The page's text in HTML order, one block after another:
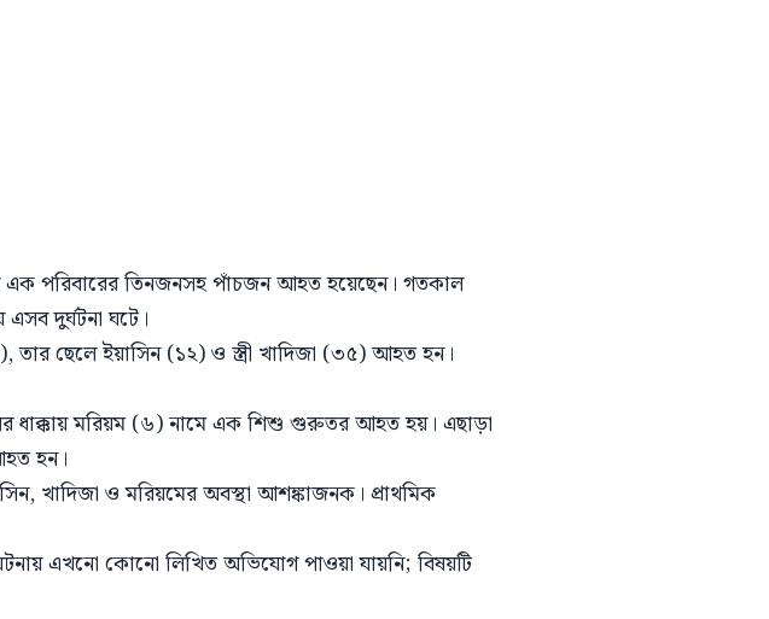
এক পরিবারের তিনজনসহ পাঁচজন আহত হয়েছেন। গতকাল
দুর্ঘটনা ঘটে।
ছেলে ইয়াসিন (১২) ও স্ত্রী খাদিজা (৩৫) আহত হন।
ধাক্কায় মরিয়ম (৬) নামে এক শিশু গুরুতর আহত হয়। এছাড়া
হন।
খাদিজা ও মরিয়মের অবস্থা আশঙ্কাজনক। প্রাথমিক
এখনো কোনো লিখিত অভিযোগ পাওয়া যায়নি; বিষয়টি